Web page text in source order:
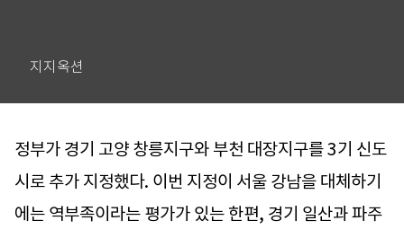
지지옥션
정부가 경기 고양 창릉지구와 부천 대장지구를 3기 신도
시로 추가 지정했다. 이번 지정이 서울 강남을 대체하기
에는 역부족이라는 평가가 있는 한편, 경기 일산과 파주